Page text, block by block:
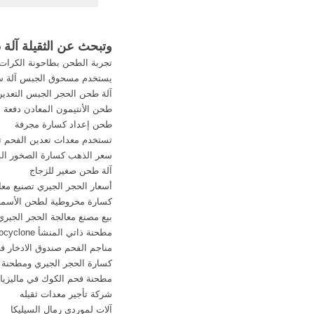
في مختلف
معدات ثقيلة من
وتبحث عن الثقيلة
تجربة الطحن بطاحونة
يستخدم مسحوق الجبس آلة
آلة طحن الحجر الجبس
طحن الأنتيمون المعادن دفعة
طحن إعداد كسارة مجرفة
تستخدم معدات تعدين الفحم
سعر الذهب كسارة الصخور
آلة طحن صغير للزجاج
أسعار الحجر الجيري تصنيع
كسارة مخروطية لطحن
بيع مصنع معالجة الحجر
مطحنة ذاتي المنشأ hydrocyclone
مناجم الفحم صندوق الادخار
كسارة الحجر الجيري ومطحنة
مطحنة فحم الكوك في ماليزيا
شركة تأجير معدات ثقيله
آلات لموردي رمال السيليكا